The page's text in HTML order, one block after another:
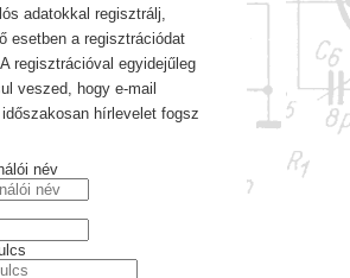
adatokkal regisztrálj,
esetben a regisztrációdat
regisztrációval egyidejűleg
veszed, hogy e-mail
hírlevelet fogsz
név